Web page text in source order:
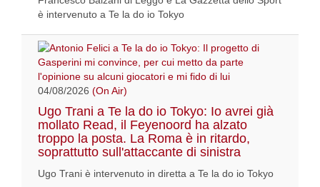
è intervenuto a Te la do io Tokyo
04/08/2026 (On Air)
Ugo Trani a Te la do io Tokyo: Io avrei già
mollato Read, il Feyenoord ha alzato
troppo la posta. La Roma è in ritardo,
soprattutto sull'attaccante di sinistra
Ugo Trani è intervenuto in diretta a Te la do io Tokyo